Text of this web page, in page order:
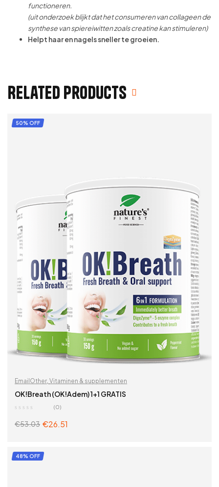
functioneren.
(uit onderzoek blijkt dat het consumeren van collageen de
synthese van spiereiwitten zoals creatine kan stimuleren)
Helpt haar en nagels sneller te groeien.
Related products
50% OFF
EmailOther, Vitaminen & supplementen
OK!Breath (OK!Adem) 1+1 GRATIS
(0)
€53.03 €26.51
48% OFF